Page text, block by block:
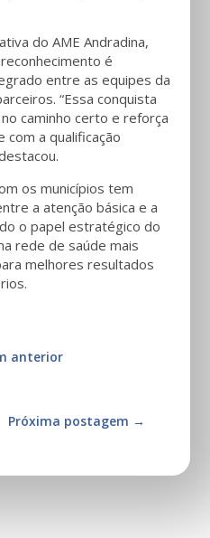
do AME Andradina,
é
entre as equipes da
“Essa conquista
caminho certo e reforça
com a qualificação
os municípios tem
a atenção básica e a
o papel estratégico do
rede de saúde mais
melhores resultados
anterior
Próxima postagem →